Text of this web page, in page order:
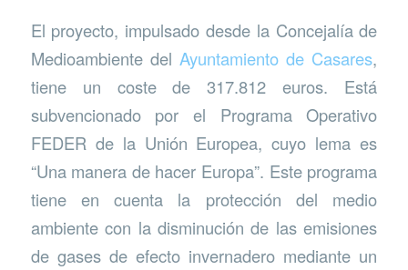
El proyecto, impulsado desde la Concejalía de
Medioambiente del Ayuntamiento de Casares,
tiene un coste de 317.812 euros. Está
subvencionado por el Programa Operativo
FEDER de la Unión Europea, cuyo lema es
“Una manera de hacer Europa”. Este programa
tiene en cuenta la protección del medio
ambiente con la disminución de las emisiones
de gases de efecto invernadero mediante un